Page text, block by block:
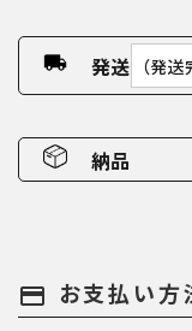
発送 （発
納品
payment お支払い方